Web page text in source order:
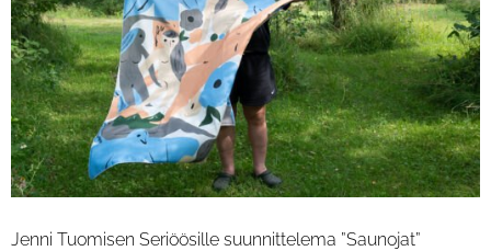
Jenni Tuomisen Seriöösille suunnittelema ”Saunojat”